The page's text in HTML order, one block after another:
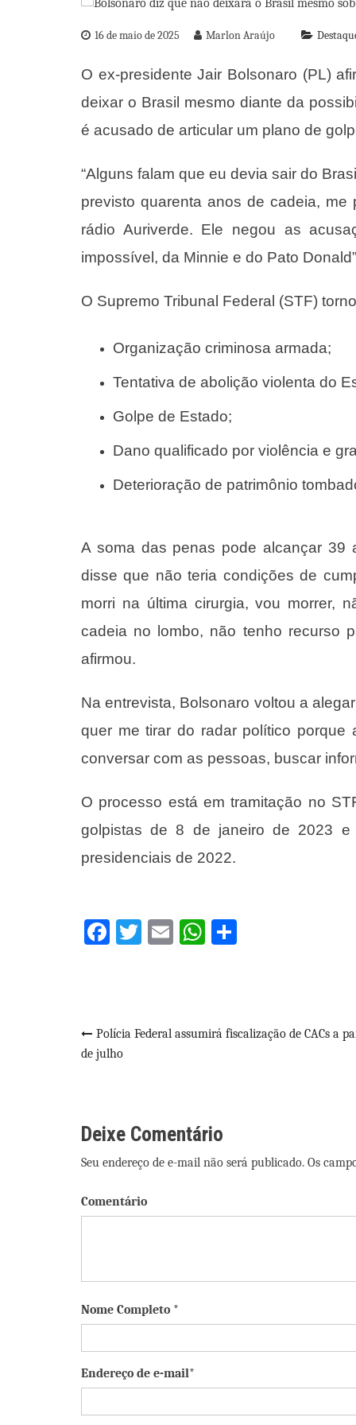
16 de maio de 2025 Marlon Araújo
O ex-presidente Jair Bolsonaro (PL)
deixar o Brasil mesmo diante da
é acusado de articular um plano de
“Alguns falam que eu devia sair do
previsto quarenta anos de cadeia, me
rádio Auriverde. Ele negou as
impossível, da Minnie e do Pato
O Supremo Tribunal Federal (STF)
Organização criminosa armada;
Tentativa de abolição violenta do
Golpe de Estado;
Dano qualificado por violência e
Deterioração de patrimônio
A soma das penas pode alcançar 39
disse que não teria condições de
morri na última cirurgia, vou morrer,
cadeia no lombo, não tenho recurso
afirmou.
Na entrevista, Bolsonaro voltou a
quer me tirar do radar político porque
conversar com as pessoas, buscar
O processo está em tramitação no
golpistas de 8 de janeiro de 2023 e
presidenciais de 2022.
Facebook
Twitter
EmailWhatsApp
Navegação
Post
Polícia Federal assumirá fiscalização de CACs a
de julho
Deixe Comentário
Seu endereço de e-mail não será publicado. Os
Comentário
Nome Completo *
Endereço de e-mail*